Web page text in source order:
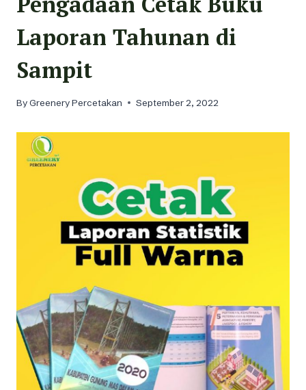
Laporan Tahunan di
Sampit
ByGreenery Percetakan September 2, 2022